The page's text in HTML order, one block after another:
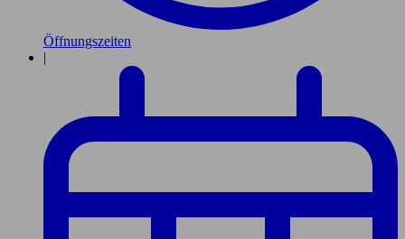
Öffnungszeiten
|